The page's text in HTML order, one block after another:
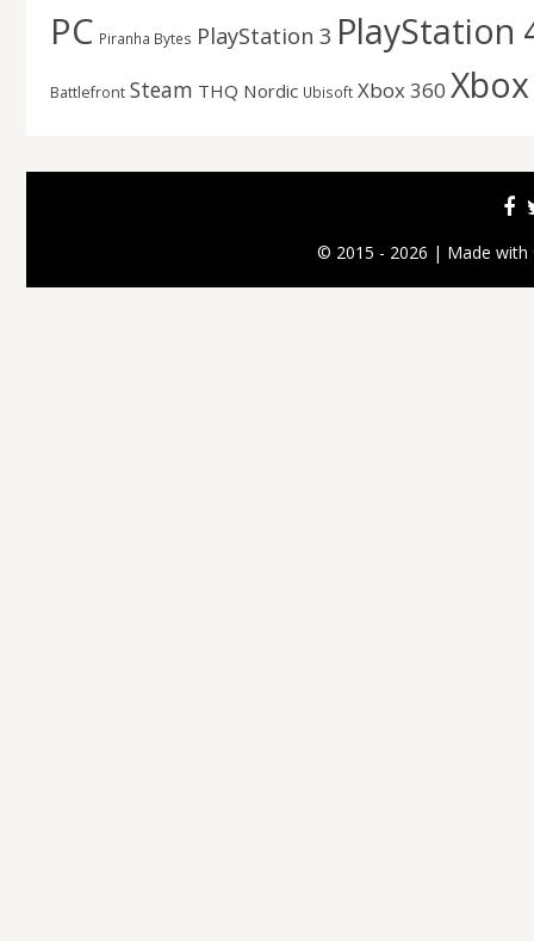
PC Piranha Bytes PlayStation 3 PlayStation
Battlefront Steam THQ Nordic Ubisoft Xbox 360
© 2015 - 2026 | Made